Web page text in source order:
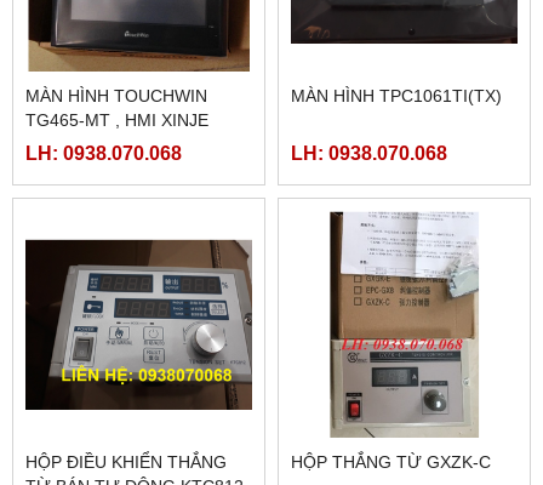
MÀN HÌNH TOUCHWIN
TG465-MT , HMI XINJE
TG465-MT
LH: 0938.070.068
MÀN HÌNH TPC1061TI(TX)
LH: 0938.070.068
HỘP ĐIỀU KHIỂN THẮNG
HỘP THẮNG TỪ GXZK-C